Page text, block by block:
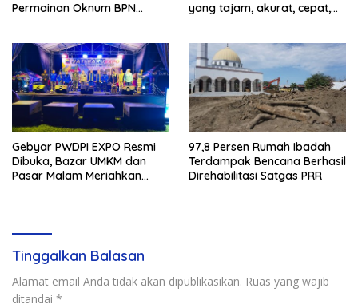
Permainan Oknum BPN
yang tajam, akurat, cepat,
berkomitmen untuk selalu
memberikan informasi yang
berkualitas serta menjadi
Gebyar PWDPI EXPO Resmi
Dibuka, Bazar UMKM dan
Pasar Malam Meriahkan
97,8 Persen Rumah Ibadah
Terdampak Bencana Berhasil
Direhabilitasi Satgas PRR
Tinggalkan Balasan
Alamat email Anda tidak akan dipublikasikan. Ruas yang wajib
ditandai *